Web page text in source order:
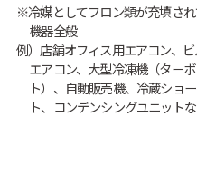
※冷媒としてフロン類が充填さ
機器全般
例）店舗オフィス用エアコン、
エアコン、大型冷凍機（ター
ト）、自動販売機、冷蔵ショ
ト、コンデンシングユニット